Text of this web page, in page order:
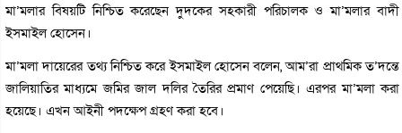
মা’মলার বিষয়টি নিশ্চিত করেছেন দুদকের সহকারী পরিচালক ও মা’মলার বাদী
ইসমাইল হোসেন।
মা’মলা দায়েরের তথ্য নিশ্চিত করে ইসমাইল হোসেন বলেন, আম’রা প্রাথমিক ত’দন্তে
জালিয়াতির মাধ্যমে জমির জাল দলির তৈরির প্রমাণ পেয়েছি। এরপর মা’মলা করা
হয়েছে। এখন আইনী পদক্ষেপ গ্রহণ করা হবে।